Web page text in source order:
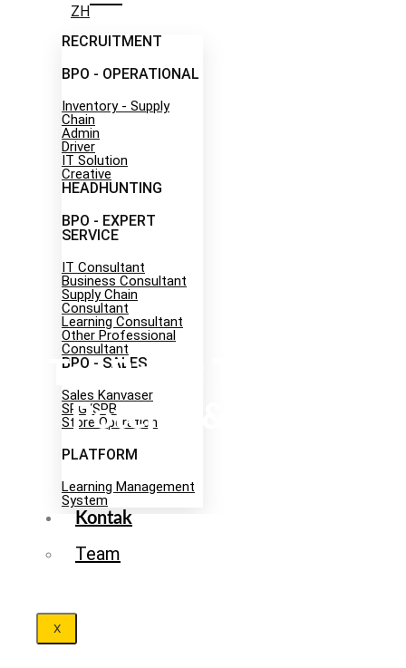
RECRUITMENT
BPO - OPERATIONAL
Inventory - Supply
Chain
Admin
Driver
IT Solution
Creative
HEADHUNTING
BPO - EXPERT
SERVICE
IT Consultant
Business Consultant
Supply Chain
Consultant
Learning Consultant
Other Professional
Consultant
BPO - SALES
Sales Kanvaser
SPG/SPB
Store Operation
PLATFORM
Learning Management
System
Kontak
Team
X
ZH
Career
Tes Bakat Temukan
Potensi & Karier